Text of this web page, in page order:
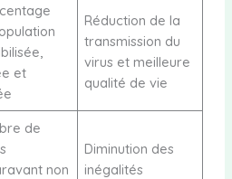
et
Réduction de la
transmission du
virus et meilleure
qualité de vie
de
non
Diminution des
inégalités